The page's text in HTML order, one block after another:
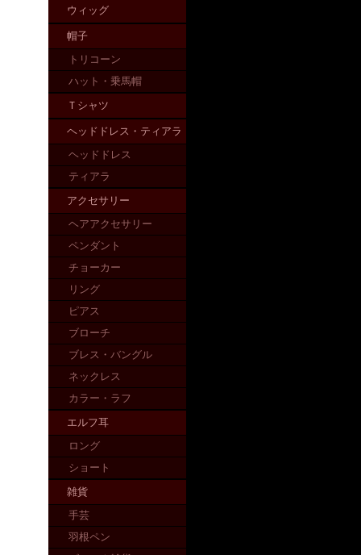
ウィッグ
帽子
トリコーン
ハット・乗馬帽
Ｔシャツ
ヘッドドレス・ティアラ
ヘッドドレス
ティアラ
アクセサリー
ヘアアクセサリー
ペンダント
チョーカー
リング
ピアス
ブローチ
ブレス・バングル
ネックレス
カラー・ラフ
エルフ耳
ロング
ショート
雑貨
手芸
羽根ペン